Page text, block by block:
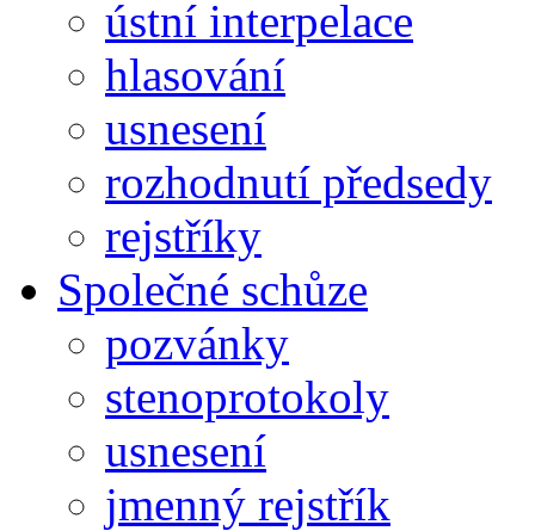
ústní interpelace
hlasování
usnesení
rozhodnutí předsedy
rejstříky
Společné schůze
pozvánky
stenoprotokoly
usnesení
jmenný rejstřík